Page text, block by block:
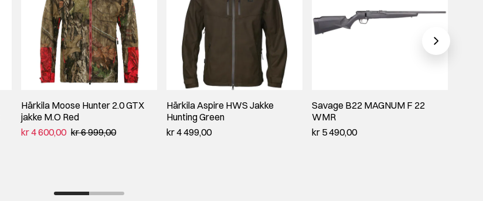
Härkila Moose Hunter 2.0 GTX
jakke M.O Red
kr 4 600,00 kr 6 999,00
Härkila Aspire HWS Jakke
Hunting Green
kr 4 499,00
Savage B22 MAGNUM F 22
WMR
kr 5 490,00